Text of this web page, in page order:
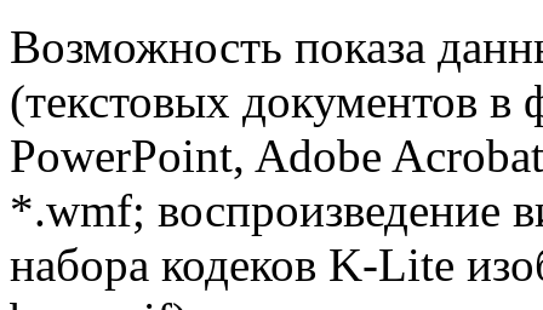
Возможность показа
(текстовых документов
PowerPoint, Adobe
*.wmf; воспроизведение
набора кодеков K-Lite